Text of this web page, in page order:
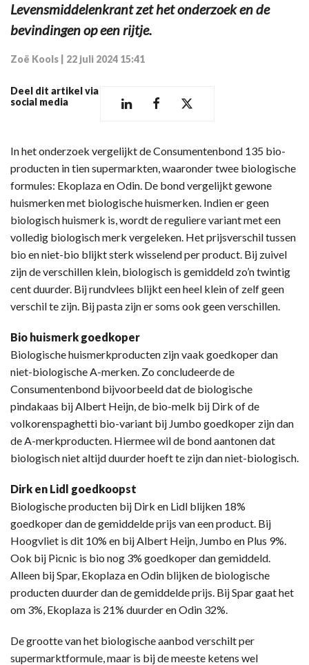
Levensmiddelenkrant zet het onderzoek en de
bevindingen op een rijtje.
Zoë Kools 22 juli 2024 15:41
Deel dit artikel via
social media
In het onderzoek vergelijkt de Consumentenbond 135 bio-
producten in tien supermarkten, waaronder twee biologische
formules: Ekoplaza en Odin. De bond vergelijkt gewone
huismerken met biologische huismerken. Indien er geen
biologisch huismerk is, wordt de reguliere variant met een
volledig biologisch merk vergeleken. Het prijsverschil tussen
bio en niet-bio blijkt sterk wisselend per product. Bij zuivel
zijn de verschillen klein, biologisch is gemiddeld zo’n twintig
cent duurder. Bij rundvlees blijkt een heel klein of zelf geen
verschil te zijn. Bij pasta zijn er soms ook geen verschillen.
Bio huismerk goedkoper
Biologische huismerkproducten zijn vaak goedkoper dan
niet-biologische A-merken. Zo concludeerde de
Consumentenbond bijvoorbeeld dat de biologische
pindakaas bij Albert Heijn, de bio-melk bij Dirk of de
volkorenspaghetti bio-variant bij Jumbo goedkoper zijn dan
de A-merkproducten. Hiermee wil de bond aantonen dat
biologisch niet altijd duurder hoeft te zijn dan niet-biologisch.
Dirk en Lidl goedkoopst
Biologische producten bij Dirk en Lidl blijken 18%
goedkoper dan de gemiddelde prijs van een product. Bij
Hoogvliet is dit 10% en bij Albert Heijn, Jumbo en Plus 9%.
Ook bij Picnic is bio nog 3% goedkoper dan gemiddeld.
Alleen bij Spar, Ekoplaza en Odin blijken de biologische
producten duurder dan de gemiddelde prijs. Bij Spar gaat het
om 3%, Ekoplaza is 21% duurder en Odin 32%.
De grootte van het biologische aanbod verschilt per
supermarktformule, maar is bij de meeste ketens wel